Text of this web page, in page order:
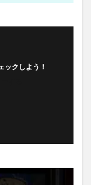
ックしよう！